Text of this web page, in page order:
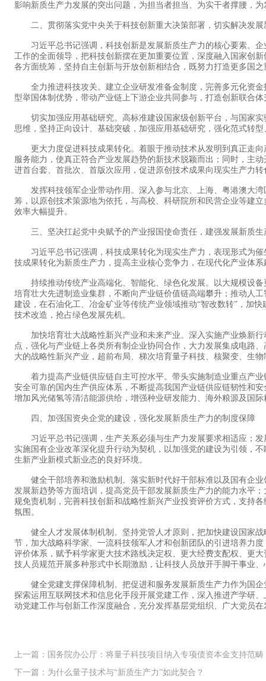
影响新质生产力发展的突出问题，为担当者担当、为实干者撑腰，
二、贯彻落实党中央关于科技创新重大决策部署，切实解决发展
习近平总书记强调，科技创新是发展新质生产力的核心要素。企
工作的全面领导，把科技创新摆在更加重要位置，深度融入国家创
各方面统筹，坚持自主创新与开放创新相结合，既努力打造更多国
全力推进科技攻关。建立企业研发准备金制度，完善多元化资金
型举国体制优势，带动产业链上下游企业共同参与，打造创新联合
切实加强应用基础研究。高标准建设国家级创新平台，与国家实
思维，坚持正向设计、基础突破，加强应用基础研究，强化范式转
更大力度促进科技成果转化。着眼于推动技术从发明到真正走向
服务能力，使真正符合产业发展趋势的新技术脱颖而出；同时，主
进首台套、首批次、首版次应用，促进原创技术成果向现实生产力转
发挥科技领军企业带动作用。深入参与北京、上海、粤港澳大湾
筹，以原创技术策源地为依托，与高校、科研院所和民营企业等建
效率大幅提升。
三、坚决扛起党中央赋予的产业报国使命责任，建强发展新质生
习近平总书记强调，科技成果转化为现实生产力，表现形式为催
技成果转化为新质生产力，提高主业核心竞争力，在现代化产业体
持续推动传统产业高端化、智能化、绿色化发展。以大规模设备
培育壮大先进制造业集群，不断向产业链价值链高端攀升；推动人
建设，在石油化工、冶金矿业等传统产业领域推动“智改数转”，加
技术改造，抢占绿色发展先机。
加快培育壮大战略性新兴产业和未来产业。深入实施产业焕新行
点，强化与产业链上各类所有制企业协同合作，大力发展集成电路
大的战略性新兴产业，超前布局、梯次培育量子科技、核聚变、生
着力提高产业链供应链自主可控水平。带头实施制造业重点产业
安全可靠的国内生产供应体系，不断提高我国产业链供应链韧性和
增加风光储氢等清洁能源供给，增强种业研发能力、海外粮源及国
四、加强国资央企党的建设，强化发展新质生产力的制度保障
习近平总书记强调，生产关系必须与生产力发展要求相适应；发
实施国有企业改革深化提升行动为契机，以加强党的建设为引领，
生新产业新模式新业态的良好环境。
健全干部培养和激励机制。落实新时代好干部标准以及国有企业
发展新趋势等方面培训，提高党员干部发展新质生产力的能力水平
规免责机制，完善科技创新和战略性新兴产业投资评价方式，支持
氛围。
健全人才发展体制机制。坚持党管人才原则，把加快建设国家战
节，加大战略科学家、一流科技领军人才和创新团队的引进培养力
评价体系，赋予科学家更大技术路线决定权、更大经费支配权、更
技人员规范开展多种形式中长期激励，让科技人员放开手脚干事业
健全党建支撑保障机制。把促进和服务发展新质生产力作为国企
探索运用互联网技术和信息化手段开展党建工作，深入推进产学研
动党建工作与创新工作深度融合，充分发挥基层党组织、广大党员
上一篇：国务院办公厅：将量子科技项目纳入专项债资本金支持范畴
下一篇：为什么量子技术与“新质生产力”如此契合？